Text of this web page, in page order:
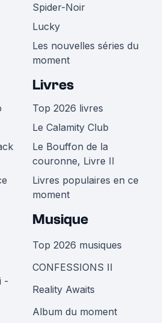
Spider-Noir
Lucky
Les nouvelles séries du
moment
Livres
Top 2026 livres
Le Calamity Club
Le Bouffon de la
couronne, Livre II
Livres populaires en ce
moment
-
Musique
Top 2026 musiques
CONFESSIONS II
Reality Awaits
Album du moment